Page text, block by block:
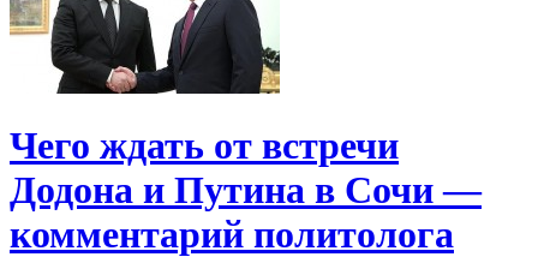
Чего ждать от встречи
Додона и Путина в Сочи —
комментарий политолога